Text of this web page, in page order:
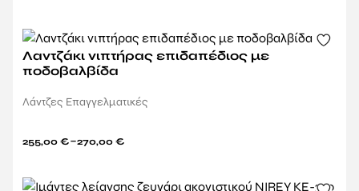
Λαντζάκι νιπτήρας επιδαπέδιος με
ποδοβαλβίδα
Λάντζες Επαγγελματικές
255,00 €–270,00 €